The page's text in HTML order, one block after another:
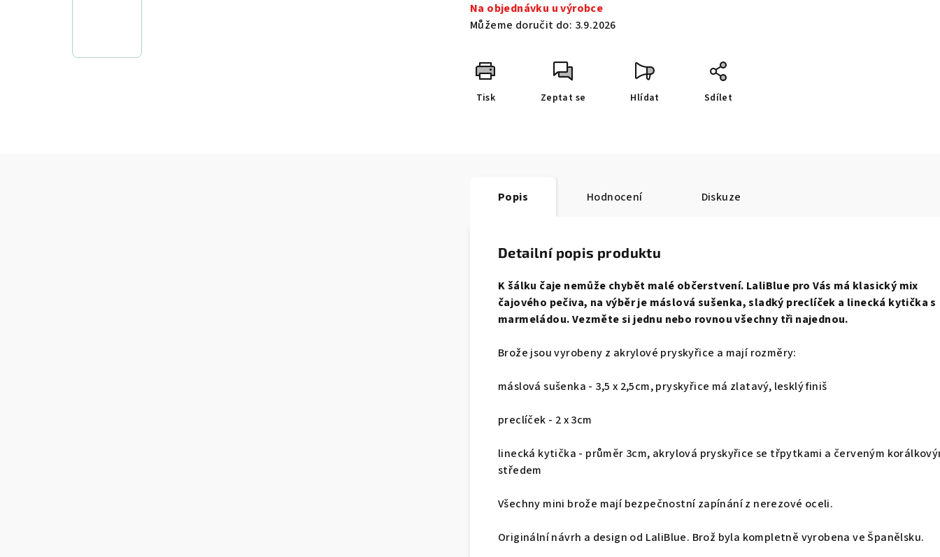
Na objednávku u výrobce
Můžeme doručit do: 3.9.2026
Tisk Zeptat se Hlídat Sdílet
Popis Hodnocení Diskuze
Detailní popis produktu
K šálku čaje nemůže chybět malé občerstvení. LaliBlue pro Vás má klasický mix
čajového pečiva, na výběr je máslová sušenka, sladký preclíček a linecká kytička s
marmeládou. Vezměte si jednu nebo rovnou všechny tři najednou.
Brože jsou vyrobeny z akrylové pryskyřice a mají rozměry:
máslová sušenka - 3,5 x 2,5cm, pryskyřice má zlatavý, lesklý finiš
preclíček - 2 x 3cm
linecká kytička - průměr 3cm, akrylová pryskyřice se třpytkami a červeným
středem
Všechny mini brože mají bezpečnostní zapínání z nerezové oceli.
Originální návrh a design od LaliBlue. Brož byla kompletně vyrobena ve Španělsku.